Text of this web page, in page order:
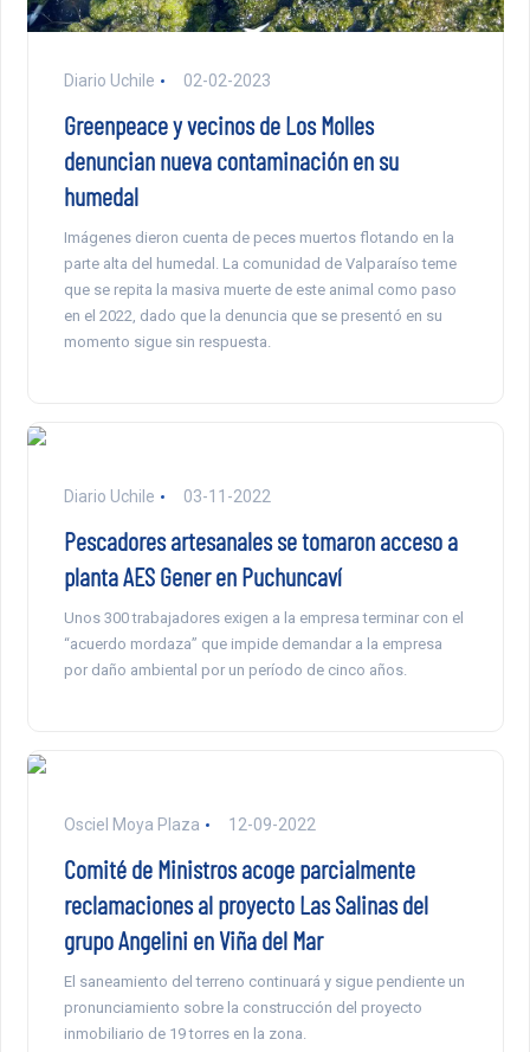
Diario Uchile 02-02-2023
Greenpeace y vecinos de Los Molles
denuncian nueva contaminación en su
humedal
Imágenes dieron cuenta de peces muertos flotando en la
parte alta del humedal. La comunidad de Valparaíso teme
que se repita la masiva muerte de este animal como paso
en el 2022, dado que la denuncia que se presentó en su
momento sigue sin respuesta.
Diario Uchile 03-11-2022
Pescadores artesanales se tomaron acceso a
planta AES Gener en Puchuncaví
Unos 300 trabajadores exigen a la empresa terminar con el
“acuerdo mordaza” que impide demandar a la empresa
por daño ambiental por un período de cinco años.
Osciel Moya Plaza 12-09-2022
Comité de Ministros acoge parcialmente
reclamaciones al proyecto Las Salinas del
grupo Angelini en Viña del Mar
El saneamiento del terreno continuará y sigue pendiente un
pronunciamiento sobre la construcción del proyecto
inmobiliario de 19 torres en la zona.